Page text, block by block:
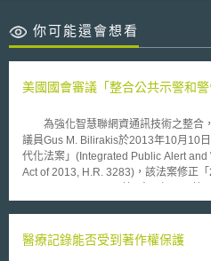
你可能還會想看
美國國會審議「整合公共示警和警
為強化智慧聯網資通訊技術之整合
議員Gus M. Bilirakis於2013年10月10
代化法案」(Integrated Public Alert
Act of 2013, H.R. 3283)，該法案修正
系統之現代化工作。 「整合公共示
示警和警告之傳遞與傳播，關於預期達
醫療記錄能否受到著作權保護